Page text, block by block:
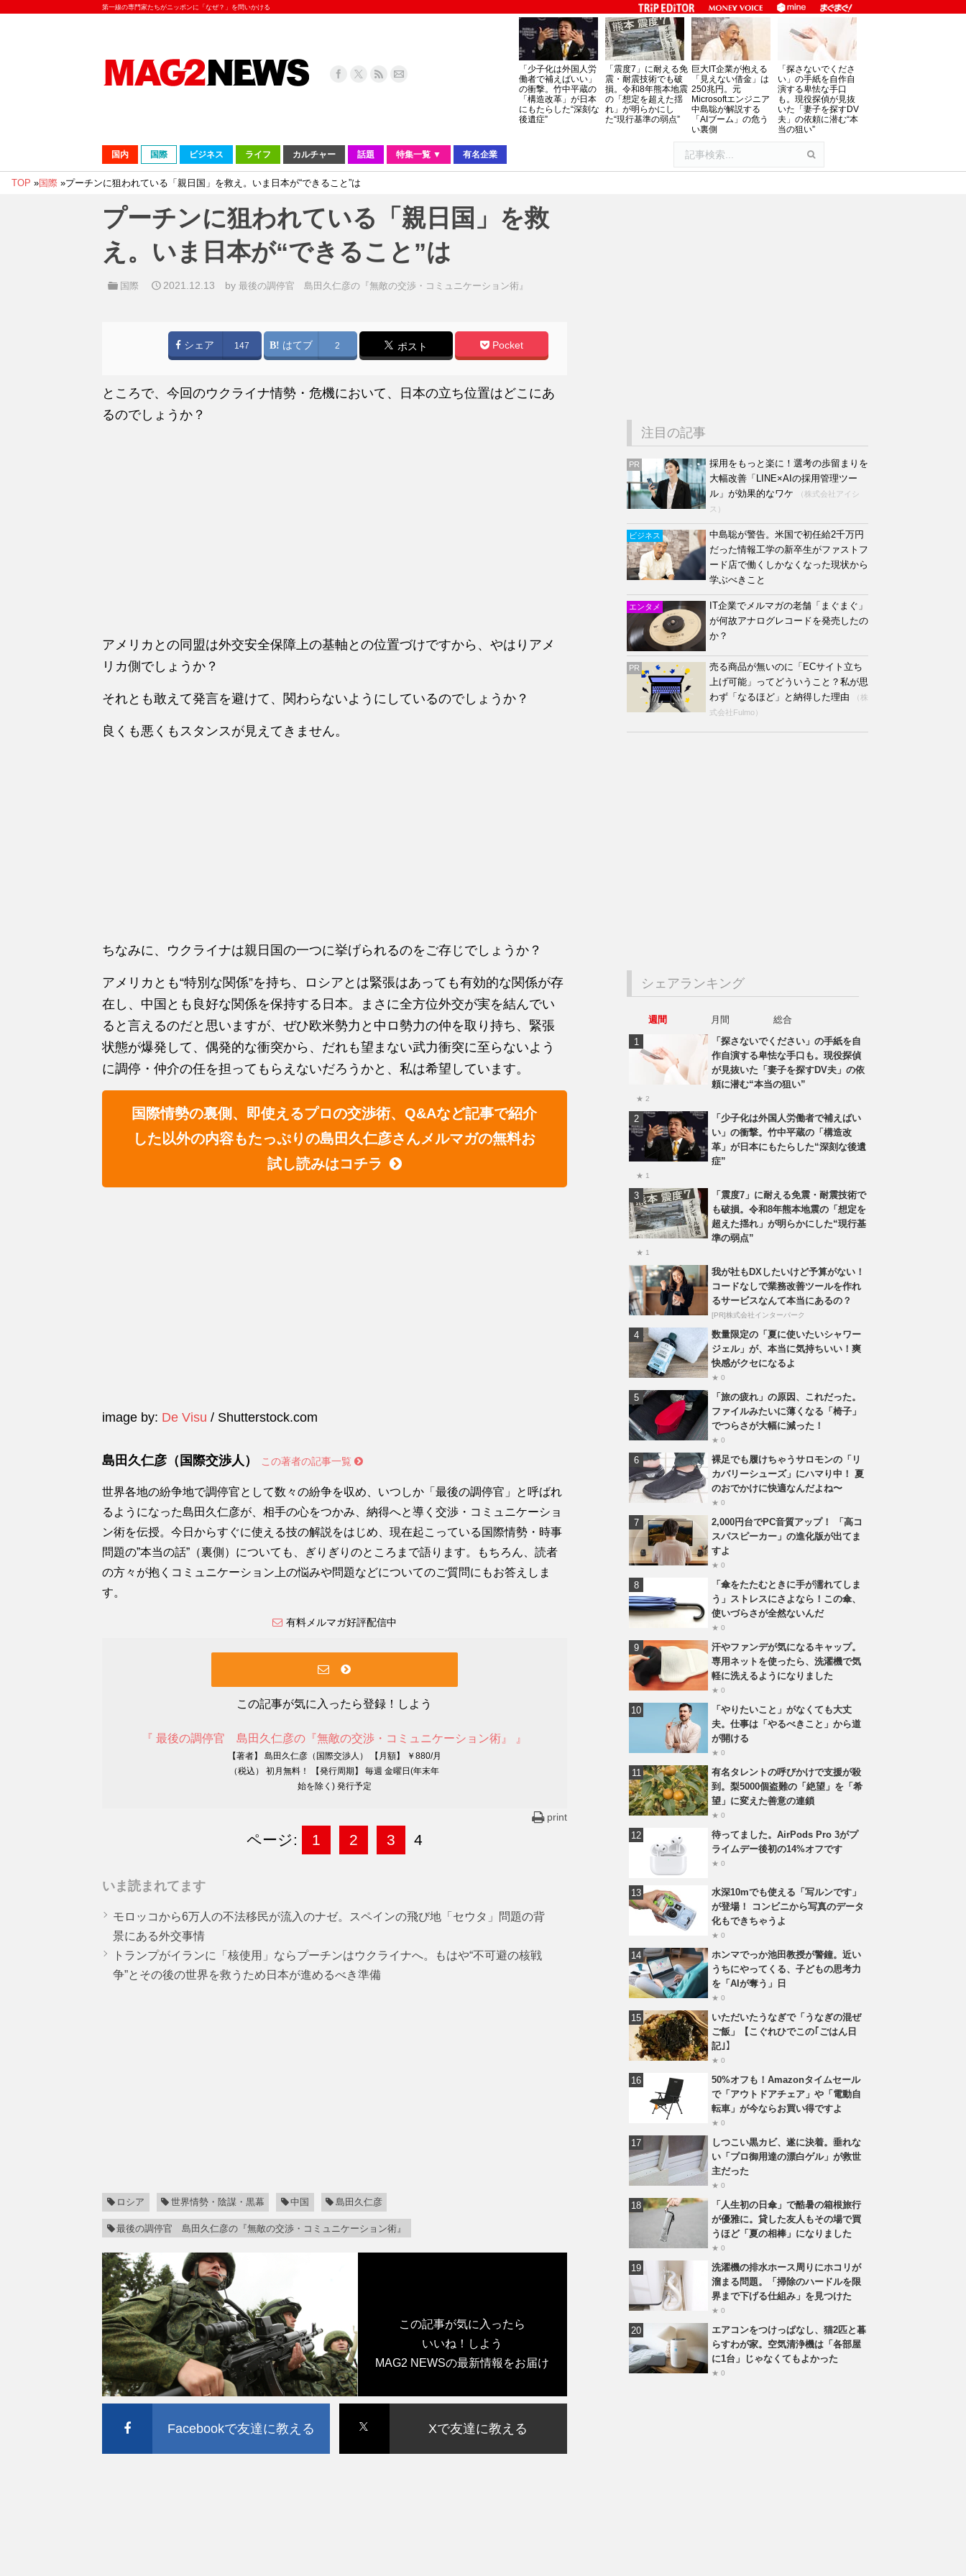
第一線の専門家たちがニッポンに「なぜ？」を問いかける
「少子化は外国人労
働者で補えばいい」
の衝撃。竹中平蔵の
「構造改革」が日本
にもたらした“深刻な
後遺症”
「震度7」に耐える免
震・耐震技術でも破
損。令和8年熊本地震
の「想定を超えた揺
れ」が明らかにし
た“現行基準の弱点”
巨大IT企業が抱える
「見えない借金」は
250兆円。元
Microsoftエンジニア
中島聡が解説する
「AIブーム」の危う
い裏側
「探さないでくださ
い」の手紙を自作自
演する卑怯な手口
も。現役探偵が見抜
いた「妻子を探すDV
夫」の依頼に潜む“本
当の狙い”
国内 国際 ビジネス ライフ カルチャー 話題 特集一覧 ▼ 有名企業
TOP »国際 »プーチンに狙われている「親日国」を救え。いま日本が“できること”は
プーチンに狙われている「親日国」を救
え。いま日本が“できること”は
国際 2021.12.13 by最後の調停官 島田久仁彦の『無敵の交渉・コミュニケーション術』
シェア 147 はてブ 2 ポスト Pocket
ところで、今回のウクライナ情勢・危機において、日本の立ち位置はどこにあ
るのでしょうか？
アメリカとの同盟は外交安全保障上の基軸との位置づけですから、やはりアメ
リカ側でしょうか？
それとも敢えて発言を避けて、関わらないようにしているのでしょうか？
良くも悪くもスタンスが見えてきません。
ちなみに、ウクライナは親日国の一つに挙げられるのをご存じでしょうか？
アメリカとも“特別な関係”を持ち、ロシアとは緊張はあっても有効的な関係が存
在し、中国とも良好な関係を保持する日本。まさに全方位外交が実を結んでい
ると言えるのだと思いますが、ぜひ欧米勢力と中ロ勢力の仲を取り持ち、緊張
状態が爆発して、偶発的な衝突から、だれも望まない武力衝突に至らないよう
に調停・仲介の任を担ってもらえないだろうかと、私は希望しています。
国際情勢の裏側、即使えるプロの交渉術、Q&Aなど記事で紹介
した以外の内容もたっぷりの島田久仁彦さんメルマガの無料お
試し読みはコチラ
image by: De Visu / Shutterstock.com
島田久仁彦（国際交渉人） この著者の記事一覧
世界各地の紛争地で調停官として数々の紛争を収め、いつしか「最後の調停官」と呼ばれ
るようになった島田久仁彦が、相手の心をつかみ、納得へと導く交渉・コミュニケーショ
ン術を伝授。今日からすぐに使える技の解説をはじめ、現在起こっている国際情勢・時事
問題の”本当の話”（裏側）についても、ぎりぎりのところまで語ります。もちろん、読者
の方々が抱くコミュニケーション上の悩みや問題などについてのご質問にもお答えしま
す。
有料メルマガ好評配信中
この記事が気に入ったら登録！しよう
『 最後の調停官 島田久仁彦の『無敵の交渉・コミュニケーション術』 』
【著者】 島田久仁彦（国際交渉人） 【月額】 ￥880/月
（税込） 初月無料！ 【発行周期】 毎週 金曜日(年末年
始を除く) 発行予定
print
ページ: 1 2 3 4
いま読まれてます
モロッコから6万人の不法移民が流入のナゼ。スペインの飛び地「セウタ」問題の背
景にある外交事情
トランプがイランに「核使用」ならプーチンはウクライナへ。もはや“不可避の核戦
争”とその後の世界を救うため日本が進めるべき準備
ロシア 世界情勢・陰謀・黒幕 中国 島田久仁彦
最後の調停官 島田久仁彦の『無敵の交渉・コミュニケーション術』
この記事が気に入ったら
いいね！しよう
MAG2 NEWSの最新情報をお届け
Facebookで友達に教える Xで友達に教える
注目の記事
PR
採用をもっと楽に！選考の歩留まりを
大幅改善「LINE×AIの採用管理ツー
ル」が効果的なワケ
（株式会社アイシ
ス）
ビジネス
中島聡が警告。米国で初任給2千万円
だった情報工学の新卒生がファストフ
ード店で働くしかなくなった現状から
学ぶべきこと
エンタメ
IT企業でメルマガの老舗「まぐまぐ」
が何故アナログレコードを発売したの
か？
PR
売る商品が無いのに「ECサイト立ち
上げ可能」ってどういうこと？私が思
わず「なるほど」と納得した理由
（株
式会社Fulmo）
シェアランキング
週間 月間
総合
「探さないでください」の手紙を自
作自演する卑怯な手口も。現役探偵
が見抜いた「妻子を探すDV夫」の依
頼に潜む“本当の狙い”
★ 2
「少子化は外国人労働者で補えばい
い」の衝撃。竹中平蔵の「構造改
革」が日本にもたらした“深刻な後遺
症”
★ 1
「震度7」に耐える免震・耐震技術で
も破損。令和8年熊本地震の「想定を
超えた揺れ」が明らかにした“現行基
準の弱点”
★ 1
我が社もDXしたいけど予算がない！
コードなしで業務改善ツールを作れ
るサービスなんて本当にあるの？
[PR]株式会社インターパーク
数量限定の「夏に使いたいシャワー
ジェル」が、本当に気持ちいい！爽
快感がクセになるよ
★ 0
「旅の疲れ」の原因、これだった。
ファイルみたいに薄くなる「椅子」
でつらさが大幅に減った！
★ 0
裸足でも履けちゃうサロモンの「リ
カバリーシューズ」にハマり中！ 夏
のおでかけに快適なんだよね〜
★ 0
2,000円台でPC音質アップ！ 「高コ
スパスピーカー」の進化版が出てま
すよ
★ 0
「傘をたたむときに手が濡れてしま
う」ストレスにさよなら！この傘、
使いづらさが全然ないんだ
★ 0
汗やファンデが気になるキャップ。
専用ネットを使ったら、洗濯機で気
軽に洗えるようになりました
★ 0
「やりたいこと」がなくても大丈
夫。仕事は「やるべきこと」から道
が開ける
★ 0
有名タレントの呼びかけで支援が殺
到。梨5000個盗難の「絶望」を「希
望」に変えた善意の連鎖
★ 0
待ってました。AirPods Pro 3がプ
ライムデー後初の14%オフです
★ 0
水深10mでも使える「写ルンです」
が登場！ コンビニから写真のデータ
化もできちゃうよ
★ 0
ホンマでっか池田教授が警鐘。近い
うちにやってくる、子どもの思考力
を「AIが奪う」日
★ 0
いただいたうなぎで「うなぎの混ぜ
ご飯」【こぐれひでこの｢ごはん日
記｣】
★ 0
50%オフも！Amazonタイムセール
で「アウトドアチェア」や「電動自
転車」が今ならお買い得ですよ
★ 0
しつこい黒カビ、遂に決着。垂れな
い「プロ御用達の漂白ゲル」が救世
主だった
★ 0
「人生初の日傘」で酷暑の箱根旅行
が優雅に。貸した友人もその場で買
うほど「夏の相棒」になりました
★ 0
洗濯機の排水ホース周りにホコリが
溜まる問題。「掃除のハードルを限
界まで下げる仕組み」を見つけた
★ 0
エアコンをつけっぱなし、猫2匹と暮
らすわが家。空気清浄機は「各部屋
に1台」じゃなくてもよかった
★ 0